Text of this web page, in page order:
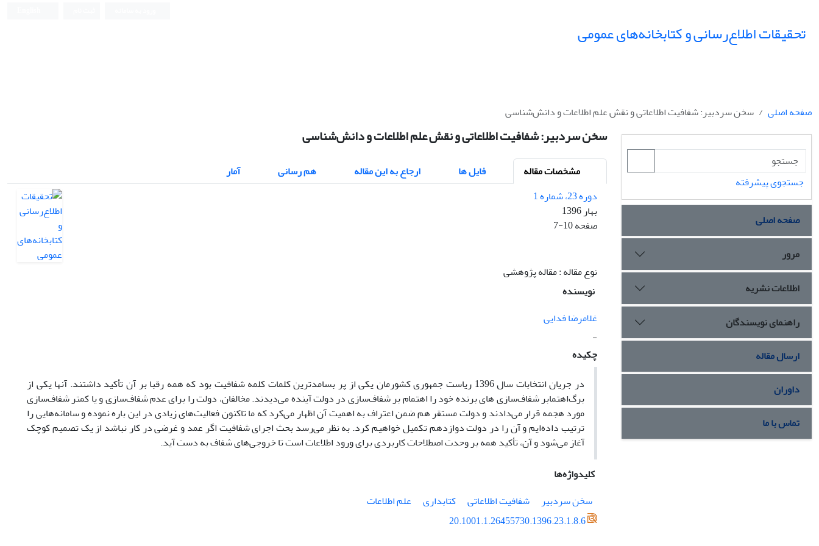
تحقیقات اطلاع‌رسانی و کتابخانه‌های عمومی
صفحه اصلی سخن سردبیر: شفافیت اطلاعاتی و نقش علم اطلاعات و دانش‌شناسی
سخن سردبیر: شفافیت اطلاعاتی و نقش علم اطلاعات و دانش‌شناسی
مشخصات مقاله فایل ها ارجاع به این مقاله هم رسانی
آمار
دوره 23، شماره 1
بهار 1396
صفحه7-10
نوع مقاله : مقاله پژوهشی
نویسنده
غلامرضا فدایی
-
چکیده
در جریان انتخابات سال 1396 ریاست جمهوری کشورمان یکی از پر بسامدترین کلمات کلمه شفافیت بود که همه رقبا بر آن تأکید داشتند. آنها یکی از
برگاهتمابر شفاف‌سازی‌های برنده خود را اهتمام بر شفاف‌سازی در دولت آینده می‌دیدند. مخالفان، دولترا برای عدم شفاف‌سازی و یا کمتر شفاف‌سازی
مورد هجمه قرار می‌دادند و دولت مستقر هم ضمن اعتراف به اهمیت آن اظهار می‌کرد که ما تاکنون فعالیت‌های زیادی در این باره نموده و سامانه‌هایی را
ترتیب داده‌ایم و آن را در دولت دوازدهم تکمیل خواهیم کرد. به نظر می‌رسد بحث اجرای شفافیت اگر عمد و غرضی در کار نباشد از یک تصمیم کوچک
آغاز می‌شود و آن،‌ تأکید همه بر وحدت اصطلاحات کاربردی برای ورود اطلاعات است تا خروجی‌های شفاف به دست آید.
کلیدواژه‌ها
سخن سردبیر
شفافیت اطلاعاتی کتابداری
علم اطلاعات
20.1001.1.26455730.1396.23.1.8.6
جستجوی پیشرفته
صفحه اصلی
مرور
اطلاعات نشریه
راهنمای نویسندگان
ارسال مقاله
داوران
تماس با ما